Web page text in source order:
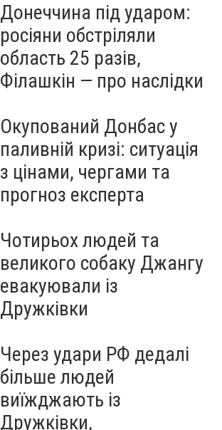
Донеччина під ударом:
росіяни обстріляли
область 25 разів,
Філашкін — про наслідки
Окупований Донбас у
паливній кризі: ситуація
з цінами, чергами та
прогноз експерта
Чотирьох людей та
великого собаку Джангу
евакуювали із
Дружківки
Через удари РФ дедалі
більше людей
виїжджають із
Дружківки,